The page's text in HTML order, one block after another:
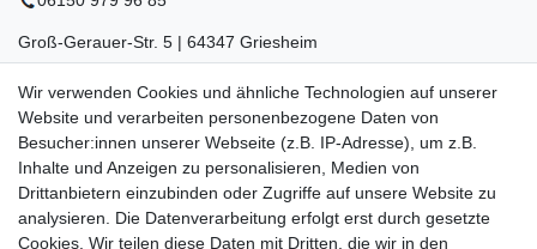
Groß-Gerauer-Str. 5 | 64347 Griesheim
06155 834 88 58
Eberstädter Str. 21 | 64319 Pfungstadt
06157 984 88 55
Öffnungszeiten finden Sie hier: www.topcoil.de
Wir verwenden Cookies und ähnliche Technologien auf unserer
Website und verarbeiten personenbezogene Daten von
Besucher:innen unserer Webseite (z.B. IP-Adresse), um z.B.
Inhalte und Anzeigen zu personalisieren, Medien von
Drittanbietern einzubinden oder Zugriffe auf unsere Website zu
analysieren. Die Datenverarbeitung erfolgt erst durch gesetzte
Cookies. Wir teilen diese Daten mit Dritten, die wir in den